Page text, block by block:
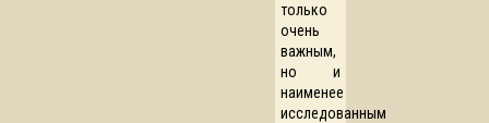
только
очень
важным,
но и
наименее
исследованным